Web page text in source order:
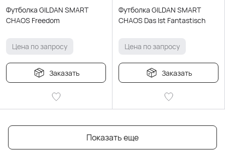
Футболка GILDAN SMART
CHAOS Freedom
Цена по запросу
Заказать
Футболка GILDAN SMART
CHAOS Das Ist Fantastisch
Цена по запросу
Заказать
Показать еще